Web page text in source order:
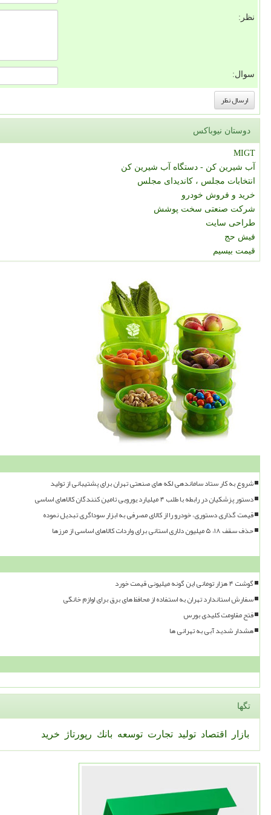
نظر:
سوال:
دوستان نیوباکس
MIGT
آب شیرین کن - دستگاه آب شیرین کن
انتخابات مجلس ، کاندیدای مجلس
خرید و فروش خودرو
شرکت صنعتی سخت پوشش
طراحی سایت
فیش حج
قیمت بیسیم
شروع به کار ستاد ساماندهی لکه های صنعتی تهران برای پشتیبانی از تولید
دستور پزشکیان در رابطه با طلب ۴ میلیارد یورویی تامین کنندگان کالاهای اساسی
قیمت گذاری دستوری، خودرو را از کالای مصرفی به ابزار سوداگری تبدیل نموده
حذف سقف ۱۸، ۵ میلیون دلاری استانی برای واردات کالاهای اساسی از مرزها
گوشت ۴ هزار تومانی این گونه میلیونی قیمت خورد
سفارش استاندارد تهران به استفاده از محافظ های برق برای لوازم خانگی
فتح مقاومت کلیدی بورس
هشدار شدید آبی به تهرانی ها
تگها
بازار اقتصاد تولید تجارت توسعه بانك رپورتاژ خرید